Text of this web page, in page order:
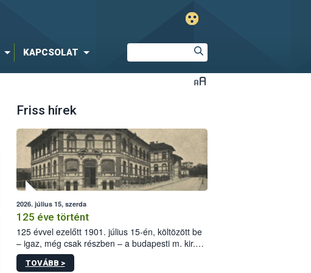
KAPCSOLAT
Friss hírek
2026. július 15, szerda
125 éve történt
125 évvel ezelőtt 1901. július 15-én, költözött be
– igaz, még csak részben – a budapesti m. kir.
állami vetőmagvizsgáló állomás a Kis Rókus utca
15. szám alatti, Czigler Győző által tervezett új
TOVÁBB >